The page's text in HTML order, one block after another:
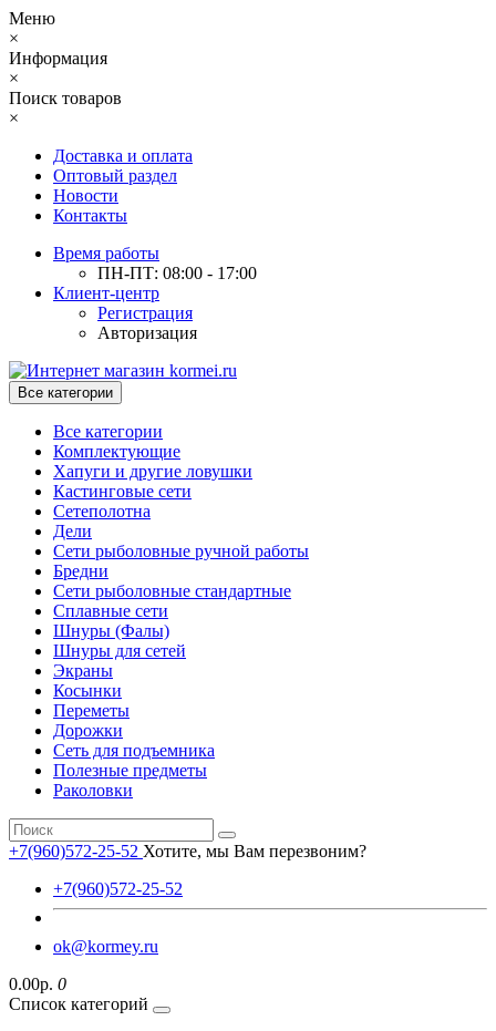
Меню
×
Информация
×
Поиск товаров
×
Доставка и оплата
Оптовый раздел
Новости
Контакты
Время работы
ПН-ПТ: 08:00 - 17:00
Клиент-центр
Регистрация
Авторизация
Все категории
Все категории
Комплектующие
Хапуги и другие ловушки
Кастинговые сети
Сетеполотна
Дели
Сети рыболовные ручной работы
Бредни
Сети рыболовные стандартные
Сплавные сети
Шнуры (Фалы)
Шнуры для сетей
Экраны
Косынки
Переметы
Дорожки
Сеть для подъемника
Полезные предметы
Раколовки
+7(960)572-25-52 Хотите, мы Вам перезвоним?
+7(960)572-25-52
ok@kormey.ru
0.00р. 0
Список категорий